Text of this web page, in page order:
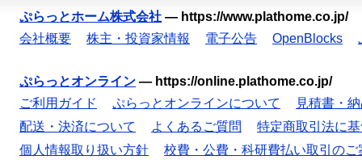
ぷらっとホーム株式会社 — https://www.plathome.co.jp/
会社概要
株主・投資家情報 電子公告 OpenBlocks
ぷらっとオンライン — https://online.plathome.co.jp/
ご利用ガイド
ぷらっとオンラインについて
見積書・
配送・決済について
よくあるご質問
特定商取引法に
個人情報取り扱い方針
校費・公費・科研費払い取引のご